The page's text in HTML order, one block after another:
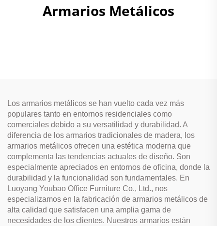
Armarios Metálicos
Los armarios metálicos se han vuelto cada vez más
populares tanto en entornos residenciales como
comerciales debido a su versatilidad y durabilidad. A
diferencia de los armarios tradicionales de madera, los
armarios metálicos ofrecen una estética moderna que
complementa las tendencias actuales de diseño. Son
especialmente apreciados en entornos de oficina, donde la
durabilidad y la funcionalidad son fundamentales. En
Luoyang Youbao Office Furniture Co., Ltd., nos
especializamos en la fabricación de armarios metálicos de
alta calidad que satisfacen una amplia gama de
necesidades de los clientes. Nuestros armarios están